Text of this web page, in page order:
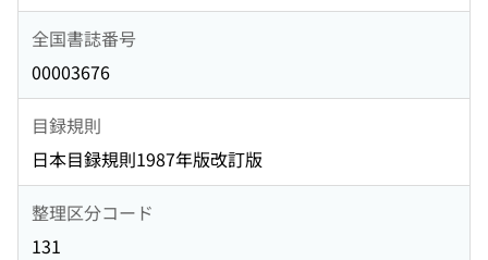
全国書誌番号
00003676
目録規則
日本目録規則1987年版改訂版
整理区分コード
131